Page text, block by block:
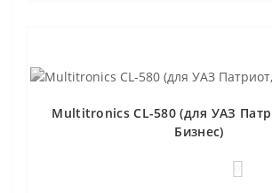
Multitronics CL-580 (для УАЗ
Бизнес)